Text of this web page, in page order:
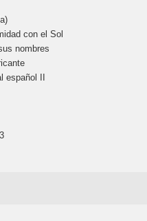
con el Sol
nombres
II